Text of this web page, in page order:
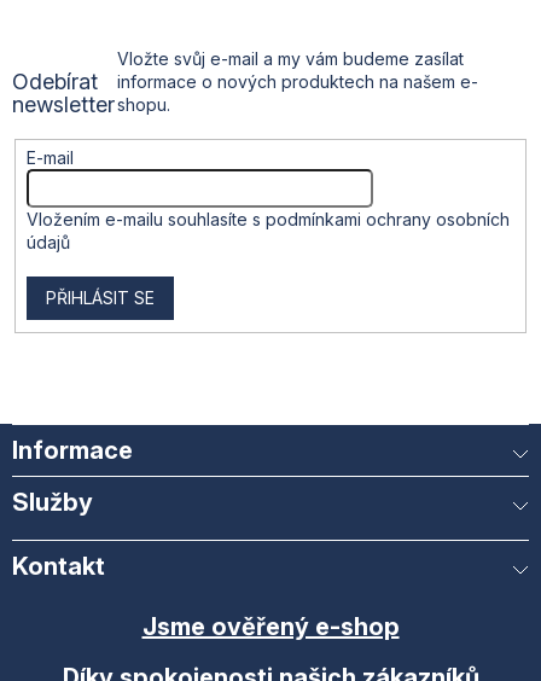
Odebírat
newsletter
Vložte svůj e-mail a my vám budeme zasílat
informace o nových produktech na našem e-
shopu.
E-mail
Vložením e-mailu souhlasíte s podmínkami ochrany osobních
údajů
PŘIHLÁSIT SE
Informace
Služby
Kontakt
Jsme ověřený e-shop